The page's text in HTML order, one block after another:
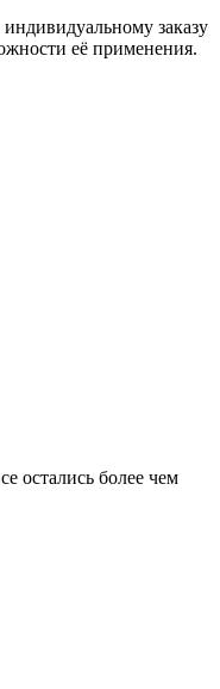
заказу
её применения.
остались более чем